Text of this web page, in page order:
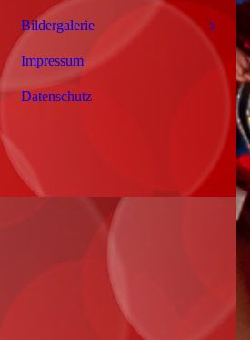
Bildergalerie
Impressum
Datenschutz